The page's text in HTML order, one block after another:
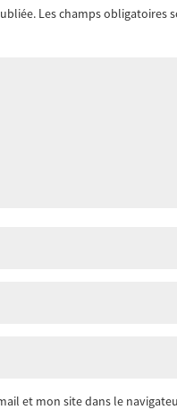
Les champs obligatoires
et mon site dans le